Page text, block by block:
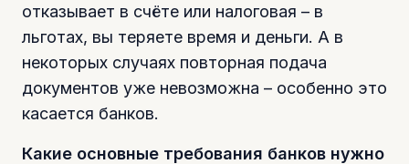
отказывает в счёте или налоговая – в
льготах, вы теряете время и деньги. А в
некоторых случаях повторная подача
документов уже невозможна – особенно это
касается банков.
Какие основные требования банков нужно